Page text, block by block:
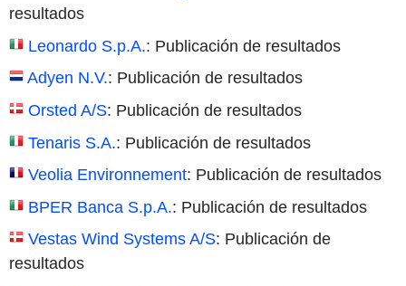
resultados
Leonardo S.p.A.: Publicación de resultados
Adyen N.V.: Publicación de resultados
Orsted A/S: Publicación de resultados
Tenaris S.A.: Publicación de resultados
Veolia Environnement: Publicación de resultados
BPER Banca S.p.A.: Publicación de resultados
Vestas Wind Systems A/S: Publicación de
resultados